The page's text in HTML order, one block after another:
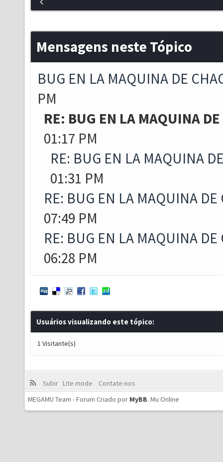
Mensagens neste Tópico
BUG EN LA MAQUINA DE
PM
RE: BUG EN LA MAQUINA
01:17 PM
RE: BUG EN LA MAQUINA
01:31 PM
RE: BUG EN LA MAQUINA DE
07:49 PM
RE: BUG EN LA MAQUINA DE
06:28 PM
Usuários visualizando este tópico:
1 Visitante(s)
Subir Lite mode
Contate-nos
MEGAMU Team - Forum Criado por MyBB. Mu Online